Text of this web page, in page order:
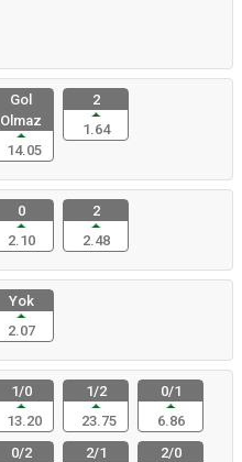
Gol
Olmaz
14.05
2
1.64
0
2.10
2
2.48
Yok
2.07
1/0
13.20
1/2
23.75
0/1
6.86
0/2
2/1
2/0